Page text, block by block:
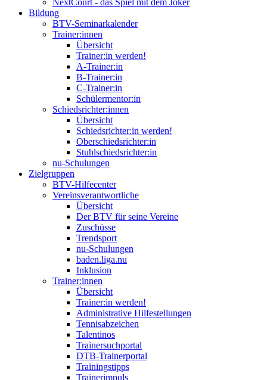
NextCourt - das Spiel mit dem Joker
Bildung
BTV-Seminarkalender
Trainer:innen
Übersicht
Trainer:in werden!
A-Trainer:in
B-Trainer:in
C-Trainer:in
Schülermentor:in
Schiedsrichter:innen
Übersicht
Schiedsrichter:in werden!
Oberschiedsrichter:in
Stuhlschiedsrichter:in
nu-Schulungen
Zielgruppen
BTV-Hilfecenter
Vereinsverantwortliche
Übersicht
Der BTV für seine Vereine
Zuschüsse
Trendsport
nu-Schulungen
baden.liga.nu
Inklusion
Trainer:innen
Übersicht
Trainer:in werden!
Administrative Hilfestellungen
Tennisabzeichen
Talentinos
Trainersuchportal
DTB-Trainerportal
Trainingstipps
Trainerimpuls